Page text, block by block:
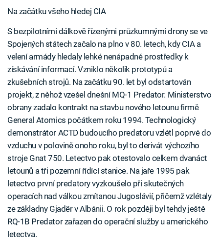
Na začátku všeho hledej CIA
S bezpilotními dálkově řízenými průzkumnými drony se ve
Spojených státech začalo na plno v 80. letech, kdy CIA a
velení armády hledaly lehké nenápadné prostředky k
získávání informací. Vzniklo několik prototypů a
zkušebních strojů. Na začátku 90. let byl odstartován
projekt, z něhož vzešel dnešní MQ-1 Predator. Ministerstvo
obrany zadalo kontrakt na stavbu nového letounu firmě
General Atomics počátkem roku 1994. Technologický
demonstrátor ACTD budoucího predatoru vzlétl poprvé do
vzduchu v polovině onoho roku, byl to derivát výchozího
stroje Gnat 750. Letectvo pak otestovalo celkem dvanáct
letounů a tři pozemní řídící stanice. Na jaře 1995 pak
letectvo první predatory vyzkoušelo při skutečných
operacích nad válkou zmítanou Jugoslávií, přičemž vzlétaly
ze základny Gjadër v Albánii. O rok později byl tehdy ještě
RQ-1B Predator zařazen do operační služby u amerického
letectva.